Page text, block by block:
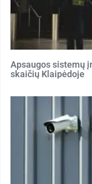
Apsaugos sistemų
skaičių Klaipėdoje